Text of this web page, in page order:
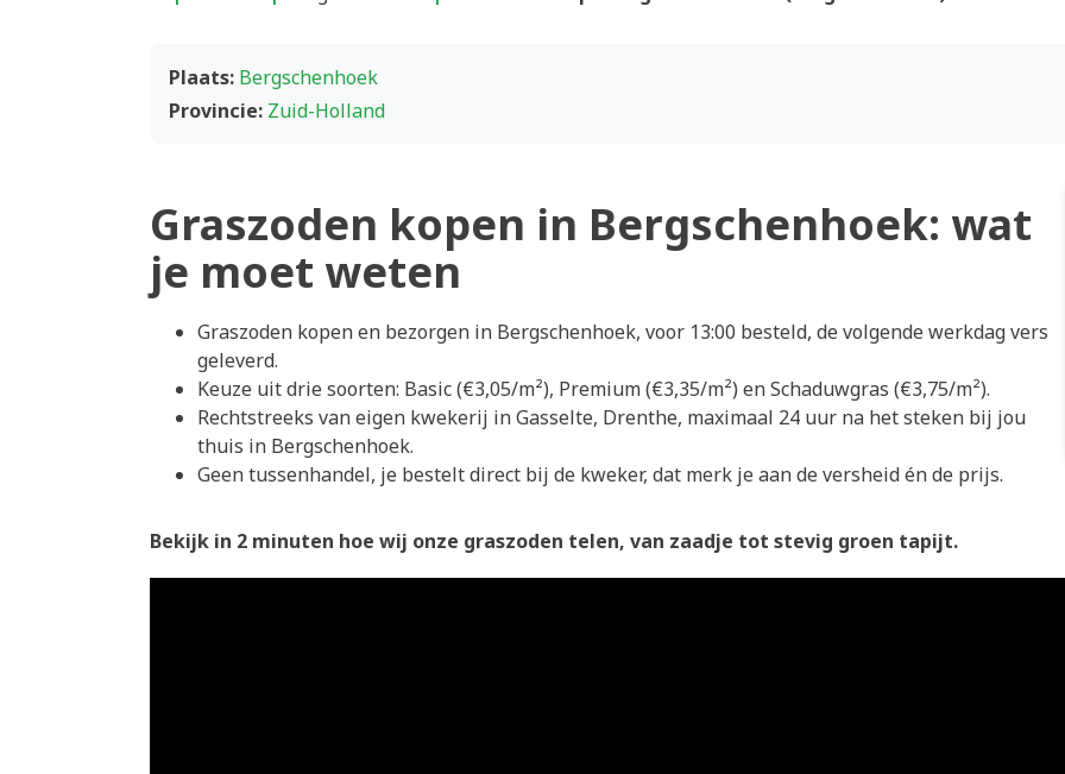
Plaats: Bergschenhoek
Provincie: Zuid-Holland
Graszoden kopen in Bergschenhoek: wat
je moet weten
Graszoden kopen en bezorgen in Bergschenhoek, voor 13:00 besteld, de volgende werkdag vers
geleverd.
Keuze uit drie soorten: Basic (€3,05/m²), Premium (€3,35/m²) en Schaduwgras (€3,75/m²).
Rechtstreeks van eigen kwekerij in Gasselte, Drenthe, maximaal 24 uur na het steken bij jou
thuis in Bergschenhoek.
Geen tussenhandel, je bestelt direct bij de kweker, dat merk je aan de versheid én de prijs.
Bekijk in 2 minuten hoe wij onze graszoden telen, van zaadje tot stevig groen tapijt.